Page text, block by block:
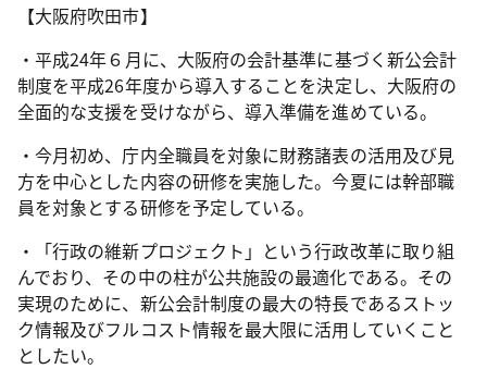
【大阪府吹田市】
・平成24年６月に、大阪府の会計基準に基づく新公会計
制度を平成26年度から導入することを決定し、大阪府の
全面的な支援を受けながら、導入準備を進めている。
・今月初め、庁内全職員を対象に財務諸表の活用及び見
方を中心とした内容の研修を実施した。今夏には幹部職
員を対象とする研修を予定している。
・「行政の維新プロジェクト」という行政改革に取り組
んでおり、その中の柱が公共施設の最適化である。その
実現のために、新公会計制度の最大の特長であるストッ
ク情報及びフルコスト情報を最大限に活用していくこと
としたい。